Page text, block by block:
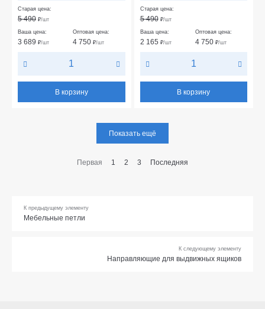
Старая цена:
5 490 ₽/шт
Ваша цена:
3 689 ₽/шт
Оптовая цена:
4 750₽/шт
В корзину
Старая цена:
5 490 ₽/шт
Ваша цена:
2 165 ₽/шт
Оптовая цена:
4 750 ₽/шт
В корзину
Показать ещё
Первая 1 2 3 Последняя
К предыдущему элементу
Мебельные петли
К следующему элементу
Направляющие для выдвижных ящиков